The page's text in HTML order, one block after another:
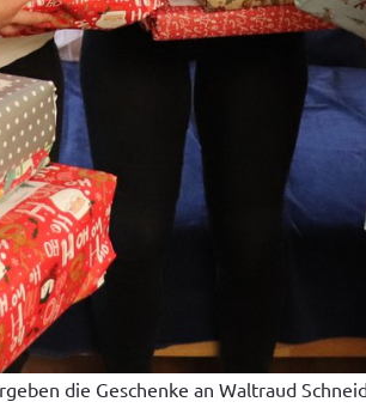
die Geschenke an Waltraud